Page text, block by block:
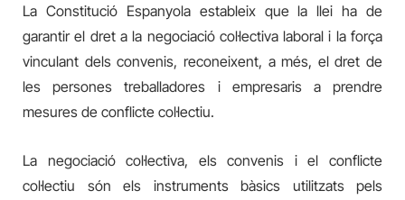
La Constitució Espanyola estableix que la llei ha de
garantir el dret a la negociació col·lectiva laboral i la força
vinculant dels convenis, reconeixent, a més, el dret de
les persones treballadores i empresaris a prendre
mesures de conflicte col·lectiu.
La negociació col·lectiva, els convenis i el conflicte
col·lectiu són els instruments bàsics utilitzats pels